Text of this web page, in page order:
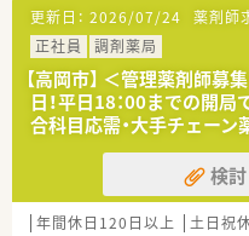
の業務となります。
■薬剤師は常勤1名、事
応需しています。
【募集背景と求める人物
■地域の子どもたちを支
だく方の増員募集です。
■小児在宅が未経験で
います。
■未経験の方も応募可能
更新日： 2026/07/24 薬剤師
正社員
調剤薬局
【高岡市】 ＜管理薬剤師募
日！平日18：00までの開
合科目応需・大手チェーン
検
年間休日120日以上 土日祝